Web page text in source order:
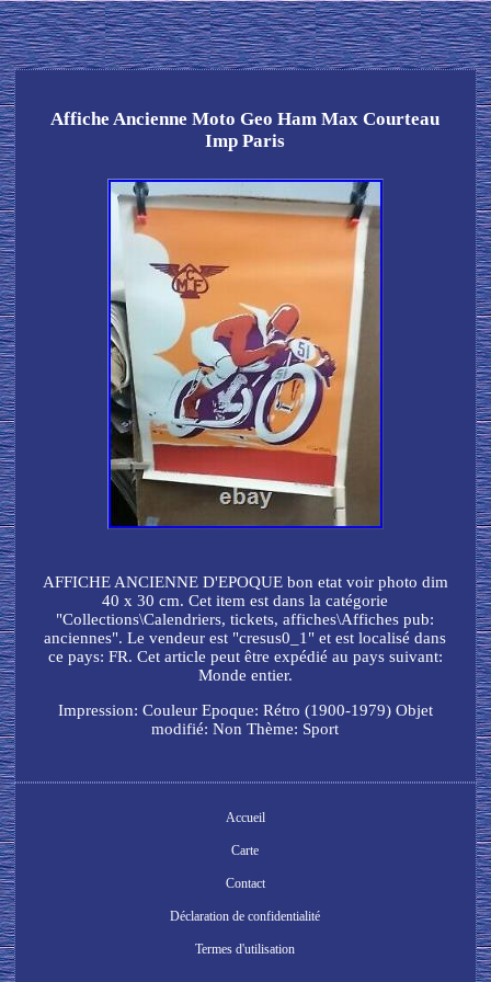
Affiche Ancienne Moto Geo Ham Max Courteau
Imp Paris
AFFICHE ANCIENNE D'EPOQUE bon etat voir photo dim
40 x 30 cm. Cet item est dans la catégorie
"Collections\Calendriers, tickets, affiches\Affiches pub:
anciennes". Le vendeur est "cresus0_1" et est localisé dans
ce pays: FR. Cet article peut être expédié au pays suivant:
Monde entier.
Impression: Couleur Epoque: Rétro (1900-1979) Objet
modifié: Non Thème: Sport
Accueil
Carte
Contact
Déclaration de confidentialité
Termes d'utilisation